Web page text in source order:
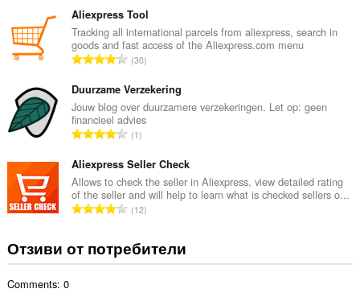
о
ц
е
н
к
и
:
щ
б
р
о
о
ц
е
н
к
и
:
Aliexpress Tool
Tracking all international parcels from aliexpress, search in
goods and fast access of the Aliexpress.com menu
О
щ
б
р
о
о
ц
е
н
и
:
30
Duurzame Verzekering
Jouw blog over duurzamere verzekeringen. Let op: geen
financieel advies
О
щ
б
р
о
о
ц
1
Aliexpress Seller Check
Allows to check the seller in Aliexpress, view detailed rating
of the seller and will help to learn what is checked sellers o...
О
щ
б
12
Отзиви от потребители
Comments: 0